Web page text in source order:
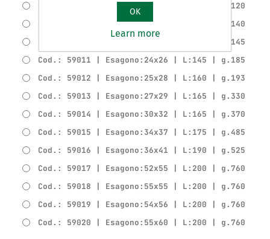
Cod.: 59008 | Esagono:18x19 | L:130 | g.120
Cod.: 59009 | Esagono:20x22 | L:135 | g.140
Cod.: 59010 | Esagono:21x23 | L:140 | g.145
Cod.: 59011 | Esagono:24x26 | L:145 | g.185
Cod.: 59012 | Esagono:25x28 | L:160 | g.193
Cod.: 59013 | Esagono:27x29 | L:165 | g.330
Cod.: 59014 | Esagono:30x32 | L:165 | g.370
Cod.: 59015 | Esagono:34x37 | L:175 | g.485
Cod.: 59016 | Esagono:36x41 | L:190 | g.525
Cod.: 59017 | Esagono:52x55 | L:200 | g.760
Cod.: 59018 | Esagono:55x55 | L:200 | g.760
Cod.: 59019 | Esagono:54x56 | L:200 | g.760
Cod.: 59020 | Esagono:55x60 | L:200 | g.760
OK
Learn more